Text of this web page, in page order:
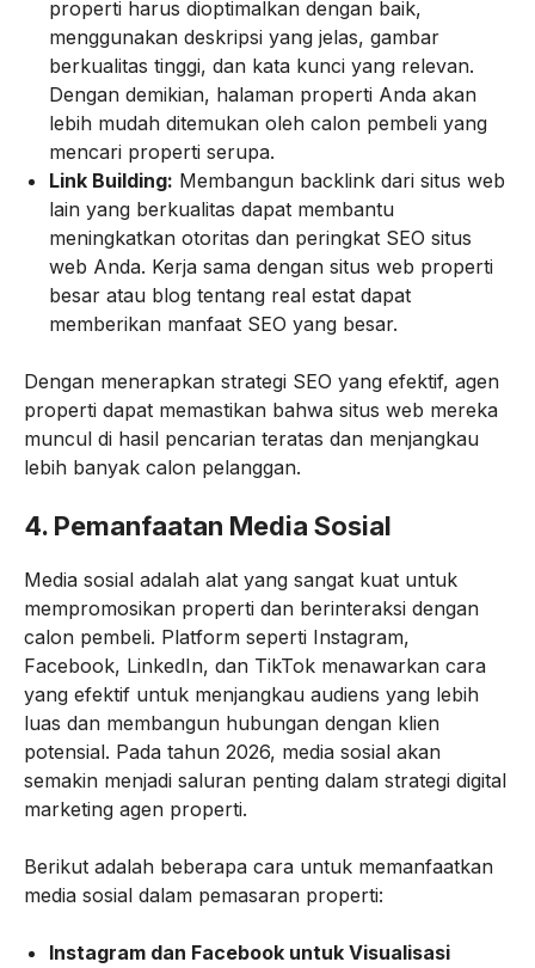
properti harus dioptimalkan dengan baik,
menggunakan deskripsi yang jelas, gambar
berkualitas tinggi, dan kata kunci yang relevan.
Dengan demikian, halaman properti Anda akan
lebih mudah ditemukan oleh calon pembeli yang
mencari properti serupa.
Link Building: Membangun backlink dari situs web
lain yang berkualitas dapat membantu
meningkatkan otoritas dan peringkat SEO situs
web Anda. Kerja sama dengan situs web properti
besar atau blog tentang real estat dapat
memberikan manfaat SEO yang besar.
Dengan menerapkan strategi SEO yang efektif, agen
properti dapat memastikan bahwa situs web mereka
muncul di hasil pencarian teratas dan menjangkau
lebih banyak calon pelanggan.
4. Pemanfaatan Media Sosial
Media sosial adalah alat yang sangat kuat untuk
mempromosikan properti dan berinteraksi dengan
calon pembeli. Platform seperti Instagram,
Facebook, LinkedIn, dan TikTok menawarkan cara
yang efektif untuk menjangkau audiens yang lebih
luas dan membangun hubungan dengan klien
potensial. Pada tahun 2026, media sosial akan
semakin menjadi saluran penting dalam strategi digital
marketing agen properti.
Berikut adalah beberapa cara untuk memanfaatkan
media sosial dalam pemasaran properti:
Instagram dan Facebook untuk Visualisasi